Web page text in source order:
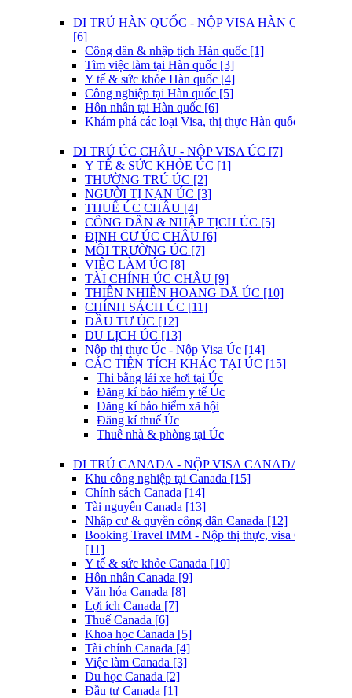
DI TRÚ HÀN QUỐC - NỘP VISA HÀN QUỐC
[6]
Công dân & nhập tịch Hàn quốc [1]
Tìm việc làm tại Hàn quốc [3]
Y tế & sức khỏe Hàn quốc [4]
Công nghiệp tại Hàn quốc [5]
Hôn nhân tại Hàn quốc [6]
Khám phá các loại Visa, thị thực Hàn quốc [7]
DI TRÚ ÚC CHÂU - NỘP VISA ÚC [7]
Y TẾ & SỨC KHỎE ÚC [1]
THƯỜNG TRÚ ÚC [2]
NGƯỜI TỊ NẠN ÚC [3]
THUẾ ÚC CHÂU [4]
CÔNG DÂN & NHẬP TỊCH ÚC [5]
ĐỊNH CƯ ÚC CHÂU [6]
MÔI TRƯỜNG ÚC [7]
VIỆC LÀM ÚC [8]
TÀI CHÍNH ÚC CHÂU [9]
THIÊN NHIÊN HOANG DÃ ÚC [10]
CHÍNH SÁCH ÚC [11]
ĐẦU TƯ ÚC [12]
DU LỊCH ÚC [13]
Nộp thị thực Úc - Nộp Visa Úc [14]
CÁC TIỆN TÍCH KHÁC TẠI ÚC [15]
Thi bằng lái xe hơi tại Úc
Đăng kí bảo hiểm y tế Úc
Đăng kí bảo hiểm xã hội
Đăng kí thuế Úc
Thuê nhà & phòng tại Úc
DI TRÚ CANADA - NỘP VISA CANADA [8]
Khu công nghiệp tại Canada [15]
Chính sách Canada [14]
Tài nguyên Canada [13]
Nhập cư & quyền công dân Canada [12]
Booking Travel IMM - Nộp thị thực, visa Canada
[11]
Y tế & sức khỏe Canada [10]
Hôn nhân Canada [9]
Văn hóa Canada [8]
Lợi ích Canada [7]
Thuế Canada [6]
Khoa học Canada [5]
Tài chính Canada [4]
Việc làm Canada [3]
Du học Canada [2]
Đầu tư Canada [1]